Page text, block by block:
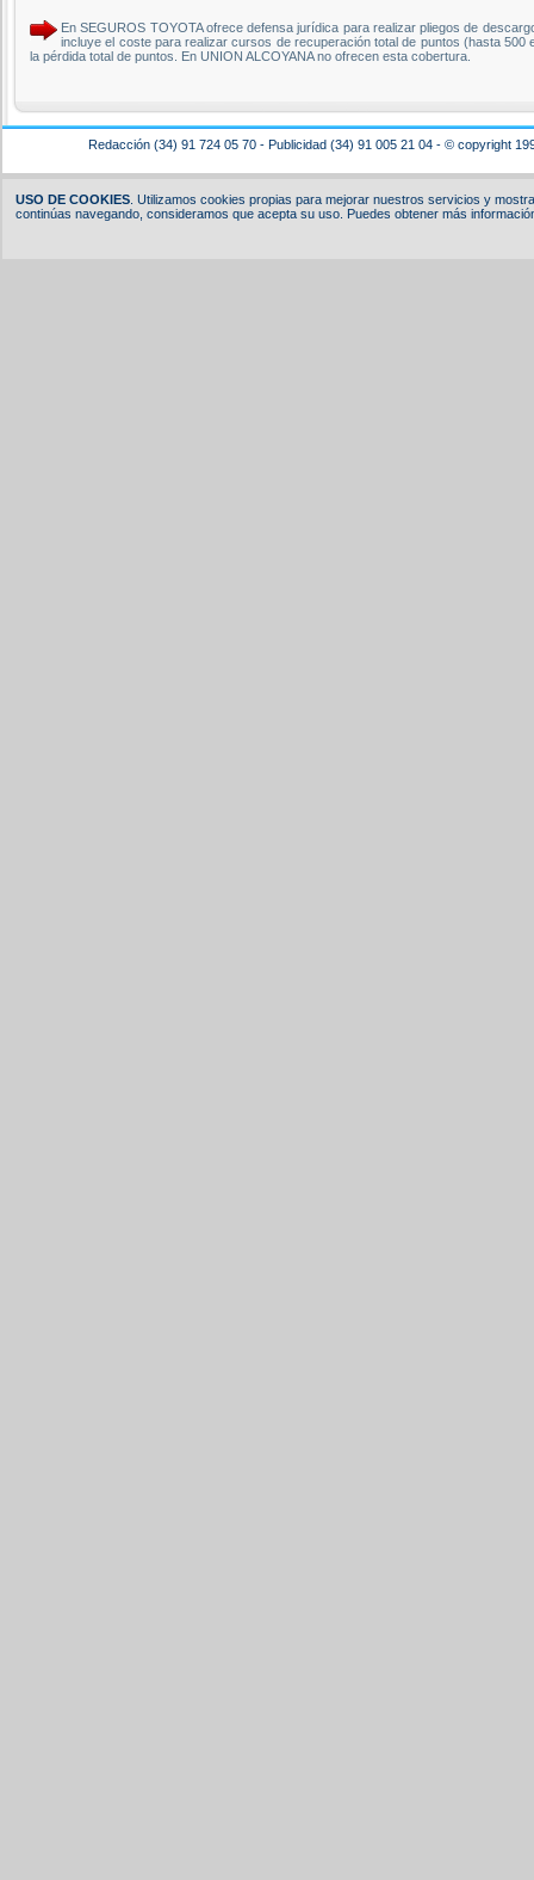
En SEGUROS TOYOTA ofrece defensa jurídica para realizar pliegos de
incluye el coste para realizar cursos de recuperación total de puntos (hasta
la pérdida total de puntos. En UNION ALCOYANA no ofrecen esta cobertura.
Redacción (34) 91 724 05 70 - Publicidad (34) 91 005 21 04 - © copyright
USO DE COOKIES. Utilizamos cookies propias para mejorar nuestros servicios y
continúas navegando, consideramos que acepta su uso. Puedes obtener más